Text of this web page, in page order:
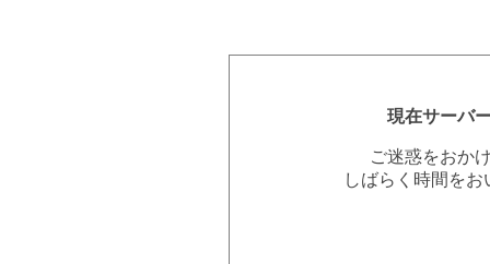
現在サーバ
ご迷惑をおか
しばらく時間を